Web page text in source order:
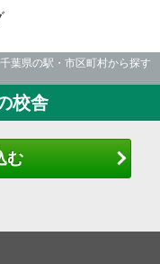
千葉県の駅・市区町村から探す
校舎
む